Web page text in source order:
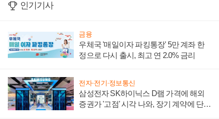
인기기사
금융
우체국 '매일이자 파킹통장' 5만 계좌 한
정으로 다시 출시, 최고 연 2.0% 금리
전자·전기·정보통신
삼성전자 SK하이닉스 D램 가격에 해외
증권가 '고점' 시각 나와, 장기 계약에 단점